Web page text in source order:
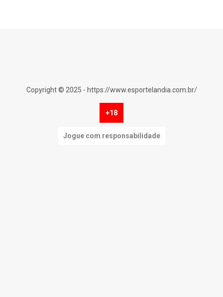
Copyright © 2025 - https://www.esportelandia.com.br/
+18
Jogue com responsabilidade